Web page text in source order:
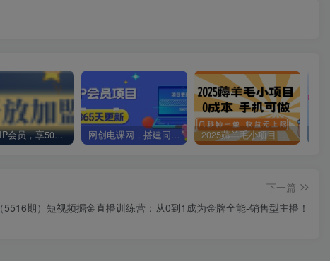
加入VIP会员，享50%的推广提成，免费学习多种网上创业课程，菜鸟秒变大神！ 网创电课网，搭建同款知识付费资源网站，实现长期稳定被动收入~ 2025薅羊毛小项目，0成本 手机可做，几秒钟一单，收益无上限
下一篇
（5516期）短视频掘金直播训练营：从0到1成为金牌全能-销售型主播！